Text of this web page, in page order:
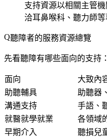
支持資源以相關主管
洽耳鼻喉科、聽力師等
聽障者的服務資源總覽
先看聽障有哪些面向的支持：
面向
大致內
助聽輔具
助聽器
溝通支持
手語、
就醫就學就業
各領域
早期介入
聽損兒